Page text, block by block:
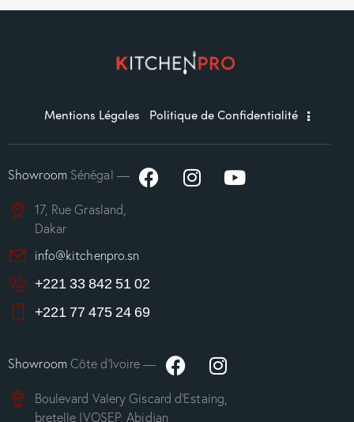
Mentions Légales Politique de Confidentialité
ShowroomSénégal —
17, Rue Grasland,
Dakar
info@kitchenpro.sn
+221 33 842 51 02
+221 77 475 24 69
ShowroomCôte d’Ivoire —
Boulevard Valery Giscard d’Estaing,
bretelle IVOSEP, Abidjan